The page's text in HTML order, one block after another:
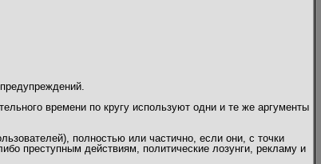
времени по кругу используют одни и те же аргументы
полностью или частично, если они, с точки
преступным действиям, политические лозунги, рекламу и